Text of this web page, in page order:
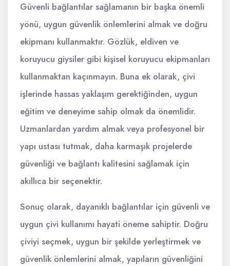
Güvenli bağlantılar sağlamanın bir başka önemli
yönü, uygun güvenlik önlemlerini almak ve doğru
ekipmanı kullanmaktır. Gözlük, eldiven ve
koruyucu giysiler gibi kişisel koruyucu ekipmanları
kullanmaktan kaçınmayın. Buna ek olarak, çivi
işlerinde hassas yaklaşım gerektiğinden, uygun
eğitim ve deneyime sahip olmak da önemlidir.
Uzmanlardan yardım almak veya profesyonel bir
yapı ustası tutmak, daha karmaşık projelerde
güvenliği ve bağlantı kalitesini sağlamak için
akıllıca bir seçenektir.
Sonuç olarak, dayanıklı bağlantılar için güvenli ve
uygun çivi kullanımı hayati öneme sahiptir. Doğru
çiviyi seçmek, uygun bir şekilde yerleştirmek ve
güvenlik önlemlerini almak, yapıların güvenliğini